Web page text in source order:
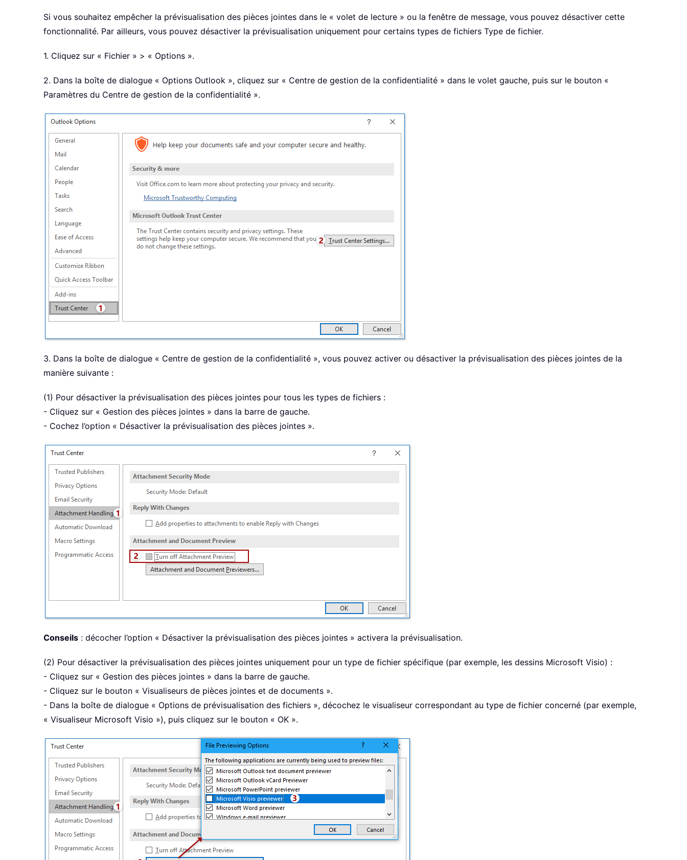
Si vous souhaitez empêcher la prévisualisation des pièces jointes dans le « volet de lecture » ou la fenêtre de message, vous pouvez désactiver cette
fonctionnalité. Par ailleurs, vous pouvez désactiver la prévisualisation uniquement pour certains types de fichiers Type de fichier.
1. Cliquez sur « Fichier » > « Options ».
2. Dans la boîte de dialogue « Options Outlook », cliquez sur « Centre de gestion de la confidentialité » dans le volet gauche, puis sur le bouton «
Paramètres du Centre de gestion de la confidentialité ».
3. Dans la boîte de dialogue « Centre de gestion de la confidentialité », vous pouvez activer ou désactiver la prévisualisation des pièces jointes de la
manière suivante :
(1) Pour désactiver la prévisualisation des pièces jointes pour tous les types de fichiers :
- Cliquez sur « Gestion des pièces jointes » dans la barre de gauche.
- Cochez l’option « Désactiver la prévisualisation des pièces jointes ».
Conseils : décocher l’option « Désactiver la prévisualisation des pièces jointes » activera la prévisualisation.
(2) Pour désactiver la prévisualisation des pièces jointes uniquement pour un type de fichier spécifique (par exemple, les dessins Microsoft Visio) :
- Cliquez sur « Gestion des pièces jointes » dans la barre de gauche.
- Cliquez sur le bouton « Visualiseurs de pièces jointes et de documents ».
- Dans la boîte de dialogue « Options de prévisualisation des fichiers », décochez le visualiseur correspondant au type de fichier concerné (par exemple,
« Visualiseur Microsoft Visio »), puis cliquez sur le bouton « OK ».